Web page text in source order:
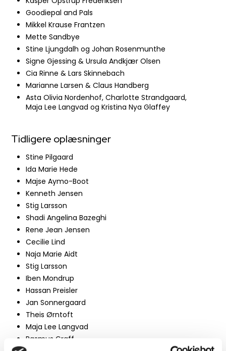
Goodiepal and Pals
Mikkel Krause Frantzen
Mette Sandbye
Stine Ljungdalh og Johan Rosenmunthe​​
Signe Gjessing & Ursula Andkjær Olsen
Cia Rinne & Lars Skinnebach
Marianne Larsen & Claus Handberg
Asta Olivia Nordenhof, Charlotte Strandgaard,
Maja Lee Langvad og Kristina Nya Glaffey
Tidligere oplæsninger​​
​Stine Pilgaard
Ida Marie Hede
Majse Aymo-Boot
Kenneth Jensen
Stig Larsson
Shadi Angelina Bazeghi
Rene Jean Jensen
Cecilie Lind
Naja Marie Aidt
Stig Larsson
Iben Mondrup
Hassan Preisler
Jan Sonnergaard
​Theis Ørntoft​​
Maja Lee Langvad
Rasmus Graff